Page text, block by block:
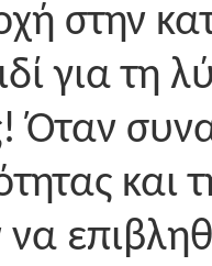
στην
για τη
Όταν
να